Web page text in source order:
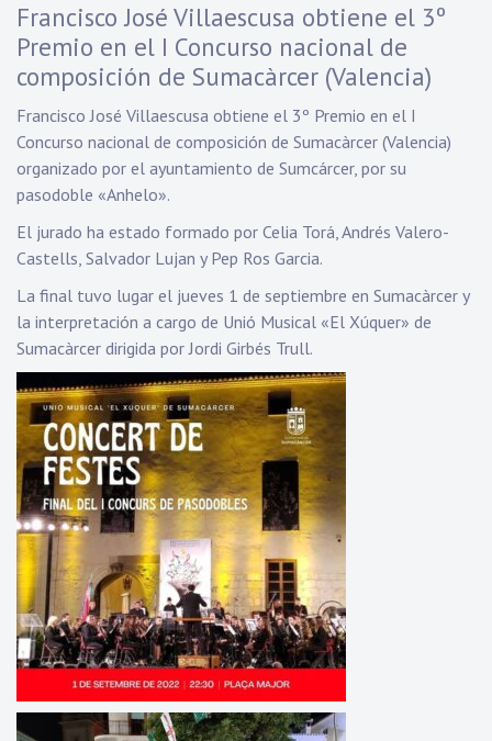
Francisco José Villaescusa obtiene el 3º
Premio en el I Concurso nacional de
composición de Sumacàrcer (Valencia)
Francisco José Villaescusa obtiene el 3º Premio en el I
Concurso nacional de composición de Sumacàrcer (Valencia)
organizado por el ayuntamiento de Sumcárcer, por su
pasodoble «Anhelo».
El jurado ha estado formado por Celia Torá, Andrés Valero-
Castells, Salvador Lujan y Pep Ros Garcia.
La final tuvo lugar el jueves 1 de septiembre en Sumacàrcer y
la interpretación a cargo de Unió Musical «El Xúquer» de
Sumacàrcer dirigida por Jordi Girbés Trull.